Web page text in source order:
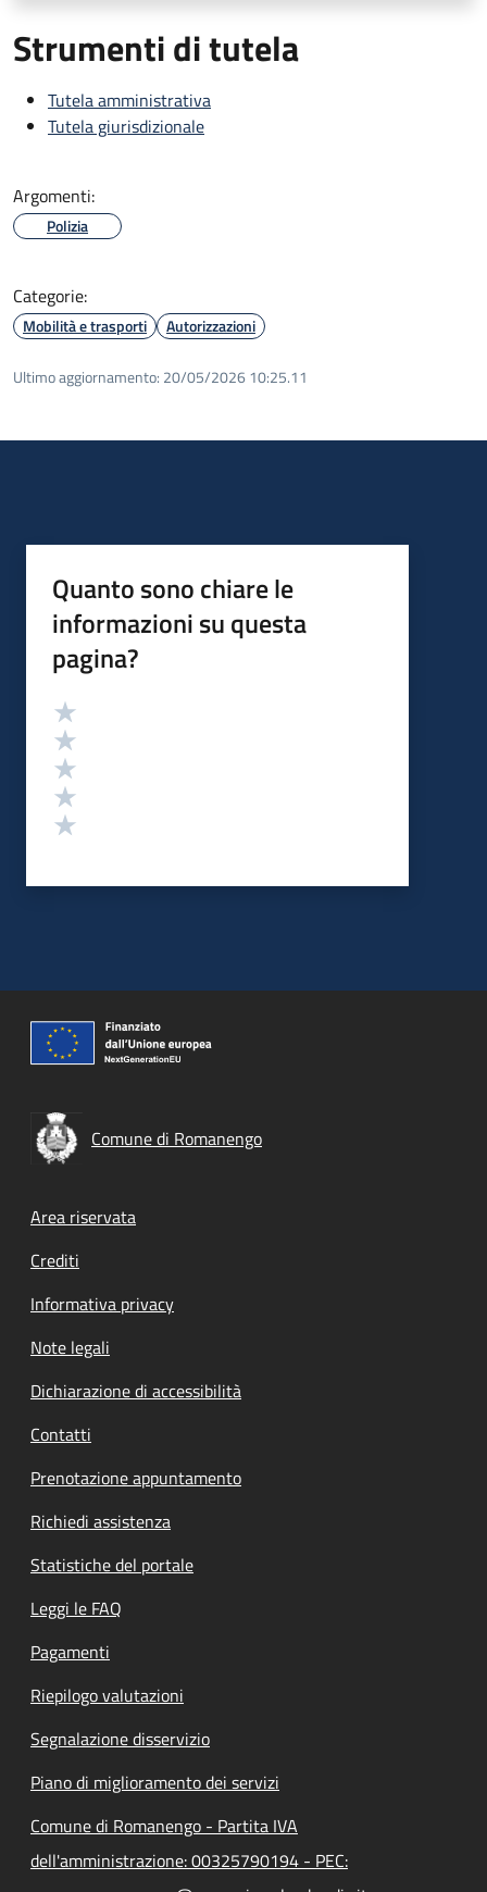
Strumenti di tutela
Tutela amministrativa
Tutela giurisdizionale
Argomenti:
Polizia
Categorie:
Mobilità e trasporti Autorizzazioni
Ultimo aggiornamento: 20/05/2026 10:25.11
Quanto sono chiare le
informazioni su questa
pagina?
Valutazione
Comune di Romanengo
Footer menu
Area riservata
Crediti
Informativa privacy
Note legali
Dichiarazione di accessibilità
Contatti
Prenotazione appuntamento
Richiedi assistenza
Statistiche del portale
Leggi le FAQ
Pagamenti
Riepilogo valutazioni
Segnalazione disservizio
Piano di miglioramento dei servizi
Comune di Romanengo - Partita IVA
dell'amministrazione: 00325790194 - PEC: